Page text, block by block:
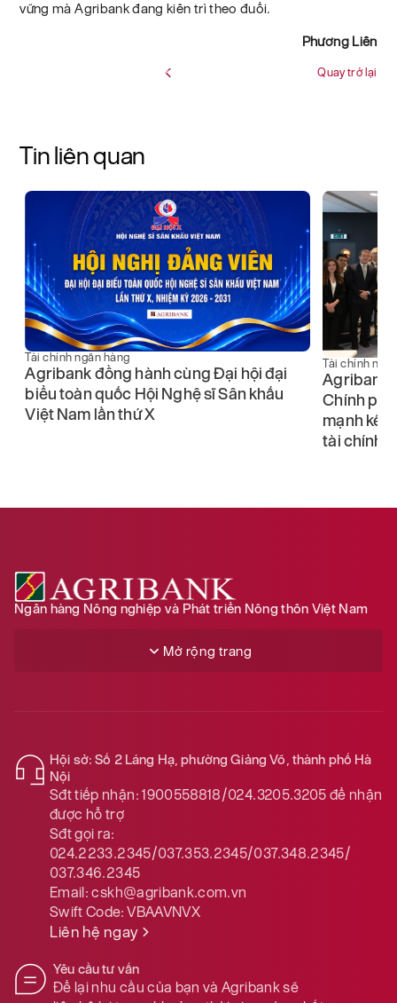
vững mà Agribank đang kiên trì theo đuổi.
Phương Liên
Quay trở lại
Tin liên quan
Tài chính ngân hàng
Agribank đồng hành cùng Đại hội đại
biểu toàn quốc Hội Nghệ sĩ Sân khấu
Việt Nam lần thứ X
Tài chính
Agribank
Chính
mạnh kết
tài chính
Ngân hàng Nông nghiệp và Phát triển Nông thôn Việt Nam
Mở rộng trang
Hội sở: Số 2 Láng Hạ, phường Giảng Võ, thành phố Hà
Nội
Sđt tiếp nhận: 1900558818/024.3205.3205để nhận
được hỗ trợ
Sđt gọi ra:
024.2233.2345/037.353.2345/037.348.2345/
037.346.2345
Email:cskh@agribank.com.vn
Swift Code:VBAAVNVX
Liên hệ ngay
Yêu cầu tư vấn
Để lại nhu cầu của bạn và Agribank sẽ